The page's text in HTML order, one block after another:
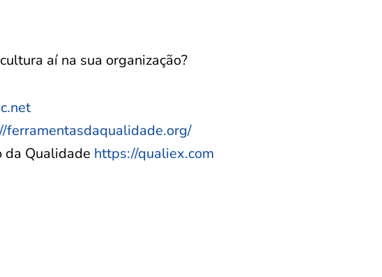
aí na sua organização?
ferramentasdaqualidade.org/
da Qualidade https://qualiex.com